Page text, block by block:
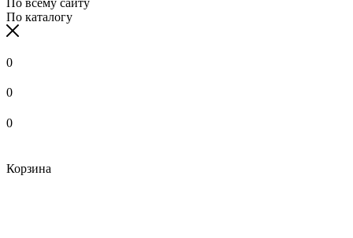
По каталогу
0
0
0
Корзина